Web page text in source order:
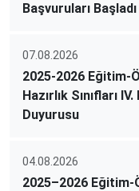
Başvuruları Başladı
07.08.2026
2025-2026 Eğitim-
Hazırlık Sınıfları
Duyurusu
04.08.2026
2025–2026 Eğitim-